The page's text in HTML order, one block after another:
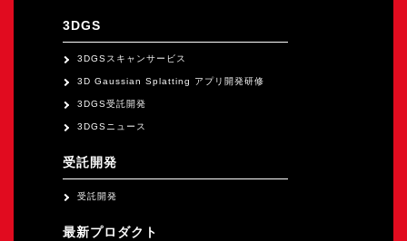
オンライン
3DGS
3DGSスキャンサービス
3D Gaussian Splatting アプリ開発研修
3DGS受託開発
3DGSニュース
受託開発
受託開発
最新プロダクト